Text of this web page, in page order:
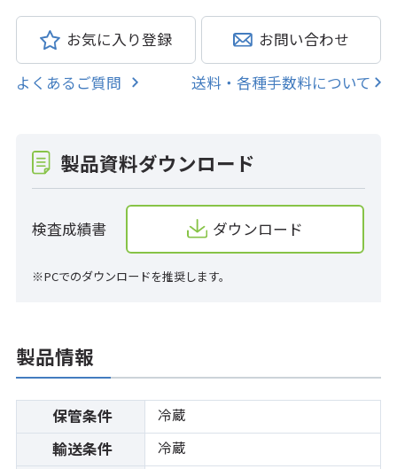
お気に入り登録 お問い合わせ
よくあるご質問 送料・各種手数料について
製品資料ダウンロード
検査成績書 ダウンロード
※PCでのダウンロードを推奨します。
製品情報
保管条件 冷蔵
輸送条件 冷蔵